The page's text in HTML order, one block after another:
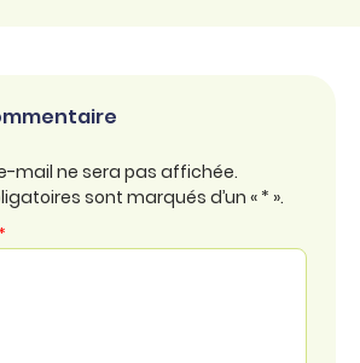
mail ne sera pas affichée.
sont marqués d’un « * ».
*